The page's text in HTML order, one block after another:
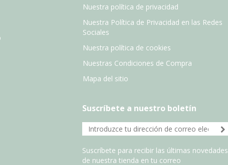
Nuestra política de privacidad
Nuestra Política de Privacidad en las Redes
Sociales
Nuestra política de cookies
Nuestras Condiciones de Compra
Mapa del sitio
Suscríbete a nuestro boletín
Suscríbete para recibir las últimas novedades
de nuestra tienda en tu correo